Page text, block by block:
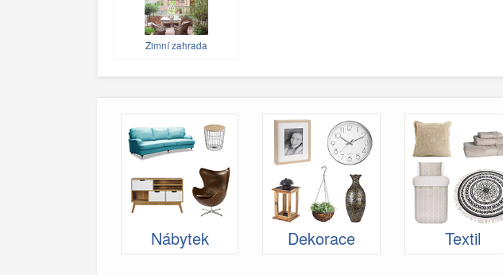
Zimní zahrada
Nábytek Dekorace Textil